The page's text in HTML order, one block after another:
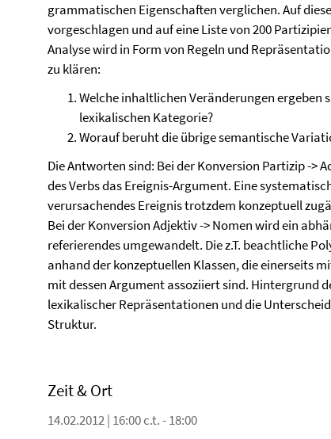
grammatischen Eigenschaften verglichen. Auf
vorgeschlagen und auf eine Liste von 200
Analyse wird in Form von Regeln und
zu klären:
Welche inhaltlichen Veränderungen
lexikalischen Kategorie?
Worauf beruht die übrige semantische
Die Antworten sind: Bei der Konversion Partizip ->
des Verbs das Ereignis-Argument. Eine
verursachendes Ereignis trotzdem konzeptuell
Bei der Konversion Adjektiv -> Nomen wird ein
referierendes umgewandelt. Die z.T. beachtliche
anhand der konzeptuellen Klassen, die einerseits
mit dessen Argument assoziiert sind. Hintergrund
lexikalischer Repräsentationen und die
Struktur.
Zeit & Ort
14.02.2012 | 16:00 c.t. - 18:00